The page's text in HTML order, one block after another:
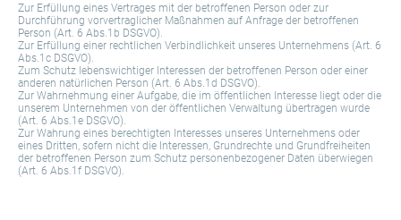
Zur Erfüllung eines Vertrages mit der betroffenen Person oder zur
Durchführung vorvertraglicher Maßnahmen auf Anfrage der betroffenen
Person (Art. 6 Abs.1b DSGVO).
Zur Erfüllung einer rechtlichen Verbindlichkeit unseres Unternehmens (Art. 6
Abs.1c DSGVO).
Zum Schutz lebenswichtiger Interessen der betroffenen Person oder einer
anderen natürlichen Person (Art. 6 Abs.1d DSGVO).
Zur Wahrnehmung einer Aufgabe, die im öffentlichen Interesse liegt oder die
unserem Unternehmen von der öffentlichen Verwaltung übertragen wurde
(Art. 6 Abs.1e DSGVO).
Zur Wahrung eines berechtigten Interesses unseres Unternehmens oder
eines Dritten, sofern nicht die Interessen, Grundrechte und Grundfreiheiten
der betroffenen Person zum Schutz personenbezogener Daten überwiegen
(Art. 6 Abs.1f DSGVO).